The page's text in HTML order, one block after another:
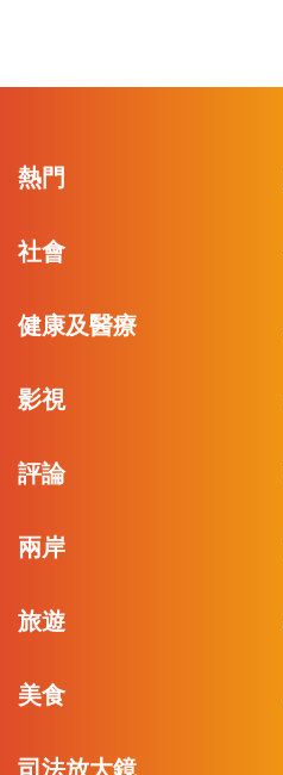
熱門
社會
健康及醫療
影視
評論
兩岸
旅遊
美食
司法放大鏡